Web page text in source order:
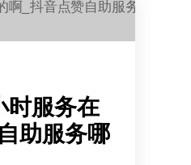
时服务在
助服务哪